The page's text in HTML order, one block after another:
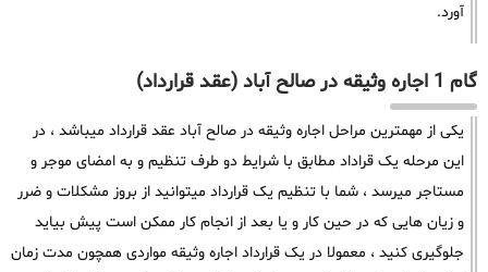
آورد.
گام 1 اجاره وثیقه در صالح آباد (عقد قرارداد)
یکی از مهمترین مراحل اجاره وثیقه در صالح آباد عقد قرارداد میباشد ، در
این مرحله یک قراداد مطابق با شرایط دو طرف تنظیم و به امضای موجر و
مستاجر میرسد ، شما با تنظیم یک قرارداد میتوانید از بروز مشکلات و ضرر
و زیان هایی که در حین کار و یا بعد از انجام کار ممکن است پیش بیاید
جلوگیری کنید ، معمولا در یک قرارداد اجاره وثیقه مواردی همچون مدت زمان